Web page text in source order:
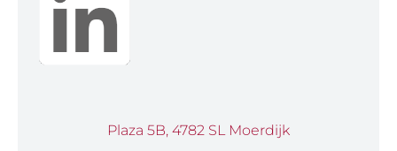
Plaza 5B, 4782 SL Moerdijk